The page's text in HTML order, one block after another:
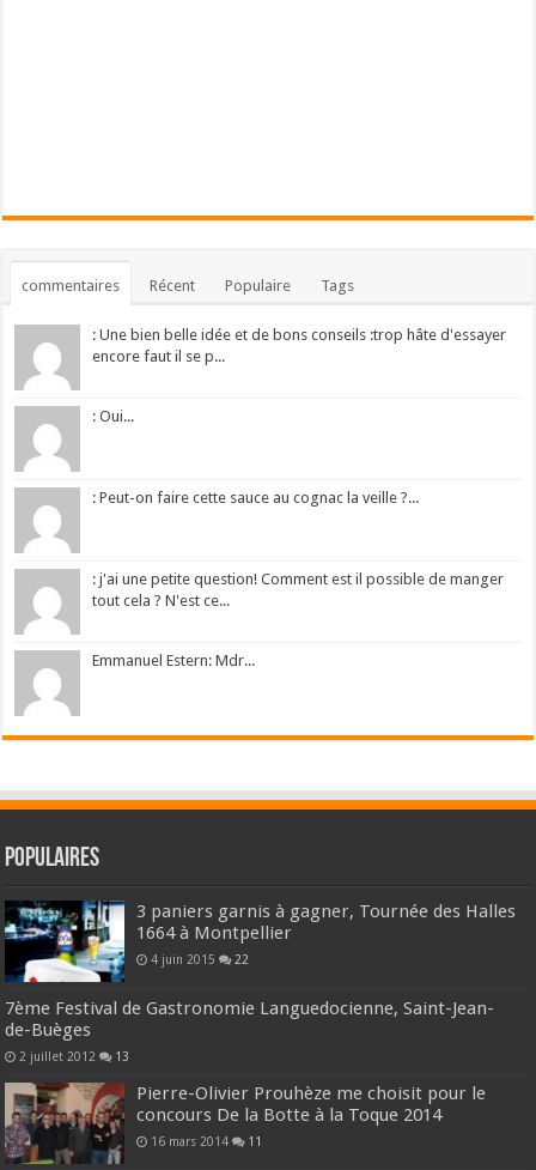
commentaires Récent Populaire Tags
: Une bien belle idée et de bons conseils :trop hâte d'essayer
encore faut il se p...
: Oui...
: Peut-on faire cette sauce au cognac la veille ?...
: j'ai une petite question! Comment est il possible de manger
tout cela ? N'est ce...
Emmanuel Estern: Mdr...
Populaires
3 paniers garnis à gagner, Tournée des Halles
1664 à Montpellier
4 juin 2015 22
7ème Festival de Gastronomie Languedocienne, Saint-Jean-
de-Buèges
2 juillet 2012 13
Pierre-Olivier Prouhèze me choisit pour le
concours De la Botte à la Toque 2014
16 mars 2014 11